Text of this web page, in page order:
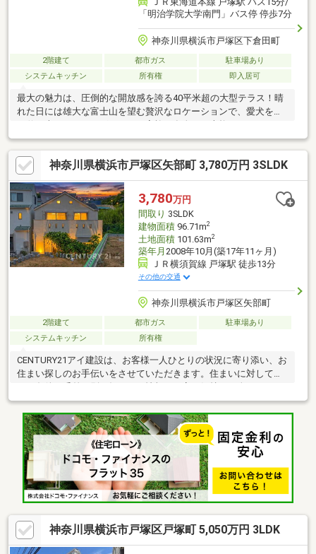
「明治学院大学南門」バス停 停歩7分
神奈川県横浜市戸塚区下倉田町
2階建て 都市ガス
駐車場あり
システムキッチン
所有権 即入居可
最大の魅力は、圧倒的な開放感を誇る40平米超の大型テラス！晴
れた日には雄大な富士山を望む贅沢なロケーションで、愛犬を伸
常を極上のリゾート空間へと変えてくれます外壁・屋根から水回
りまでフルリフォーム済。新設されたLDKのダウンライトや、お
料理タイムを彩るBluetoothスピーカーが、上質で洗練された暮ら
しを演出しますさらに全居室8帖以上という余裕の広さに加え、ウ
ォークインクローゼットなど収納も豊富。開放感と機能性がハイ
レベルで融合していますぜひ一度、ご自身の目でこの素晴らしい
ロケーションをお確かめください！
神奈川県横浜市戸塚区矢部町 3,780万円 3SLDK
3,780万円
間取り 3SLDK
建物面積96.71m2
土地面積101.63m2
築年月 2008年10月(築17年11ヶ月)
ＪＲ横須賀線 戸塚駅 徒歩13分
その他の交通
神奈川県横浜市戸塚区矢部町
2階建て 都市ガス
駐車場あり
システムキッチン
所有権
CENTURY21アイ建設は、お客様一人ひとりの状況に寄り添い、お
住まい探しのお手伝いをさせていただきます。住まいに対して求
れ。だからこそマニュアルではなく、お客様にあわせたオーダー
メイドのサポートを。物件探しからその先の新生活も、良き伴走
者として並走させていただきます。多少難しそうなご条件でも、
まずはご相談ください。グループ創業40年の経験とノウハウ・情
報量で、きっとお客様のご期待にお応えします。いちばん話しや
すいいちばん分かりやすいいちばんワクワクする不動産ネットワ
ークへCENTURY21アイ建設
神奈川県横浜市戸塚区戸塚町 5,050万円 3LDK